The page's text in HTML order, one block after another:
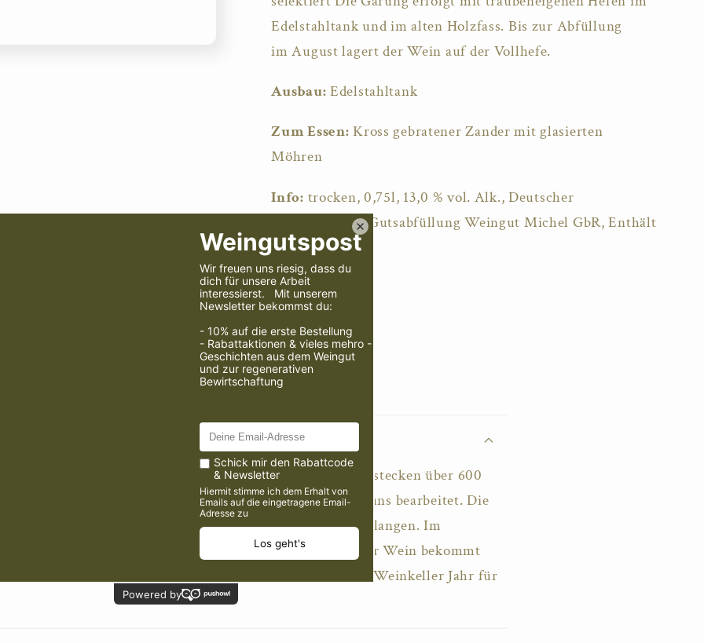
Edelstahltank und im alten Holzfass. Bis zur Abfüllung
im August lagert der Wein auf der Vollhefe.
Ausbau: Edelstahltank
Zum Essen: Kross gebratener Zander mit glasierten
Möhren
Info: trocken, 0,75l, 13,0 % vol. Alk., Deutscher
Qualitätswein, Gutsabfüllung Weingut Michel GbR, Enthält
Sulfite
Share
erzeugte Weine. In jedem Hektar Weinberg stecken über 600
wird mit größter Sorgfalt mehrmals pro Jahr von uns bearbeitet. Die
dass nur die besten Trauben bei uns in den Keller gelangen. Im
auf den natürlichen Prozess der spontanen Gärung. Jeder Wein bekommt
um optimal zu reifen. Dadurch entstehen in unserem Weinkeller Jahr für